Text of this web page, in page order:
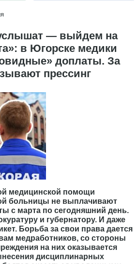
— выйдем на
в Югорске медики
доплаты. За
прессинг
медицинской помощи
больницы не выплачивают
с марта по сегодняшний день.
и губернатору. И даже
Борьба за свои права дается
медработников, со стороны
на них оказывается
дисциплинарных